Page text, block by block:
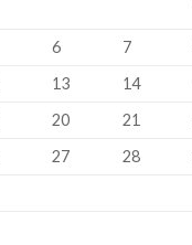
6 7
13 14
20 21
27 28